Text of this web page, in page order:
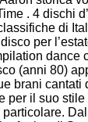
. 4 dischi
di
per
dance
(anni 80)
brani cantati
per il suo stile